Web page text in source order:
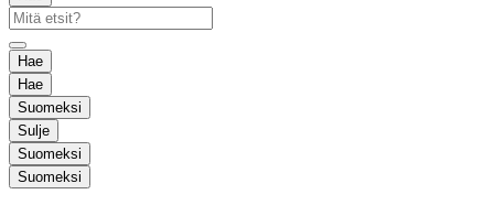
Hae
Hae
Suomeksi
Sulje
Suomeksi
Suomeksi